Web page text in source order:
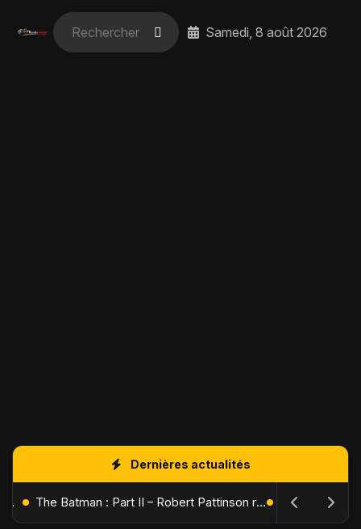
Samedi, 8 août 2026
Dernières actualités
L'Âge de Glace : Le Réveil du Volcan – Manny, Sid et Diego de retour pour une aventure explosive The Batman : Part II – Robert Pattinson replonge dans les ténèbres de Gotham dès octobre 2027